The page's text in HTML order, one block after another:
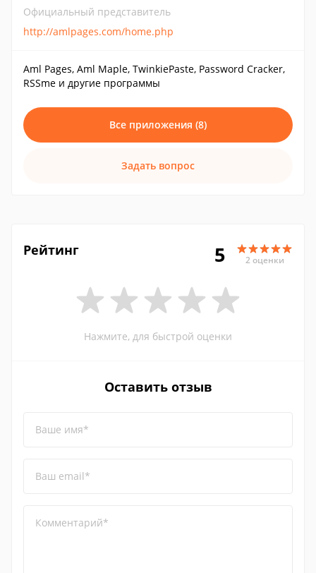
Официальный представитель
http://amlpages.com/home.php
Aml Pages, Aml Maple, TwinkiePaste, Password Cracker,
RSSme и другие программы
Все приложения (8)
Задать вопрос
Рейтинг 5 2 оценки
Нажмите, для быстрой оценки
Оставить отзыв
Ваше имя*
Ваш email*
Комментарий*